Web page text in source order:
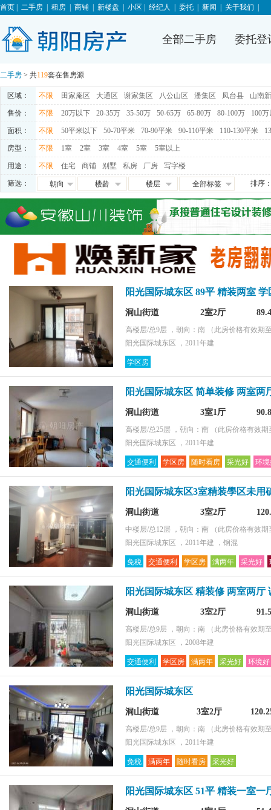
首页 二手房 租房 商铺 新楼盘 小区 经纪人 委托 新闻 关于我们
全部二手房 委托登
二手房 > 共119套在售房源
区域： 不限 田家庵区 大通区 谢家集区 八公山区 潘集区 凤台县 山南
售价： 不限 20万以下 20-35万 35-50万 50-65万 65-80万 80-100万 100
面积： 不限 50平米以下 50-70平米 70-90平米 90-110平米 110-130平米
房型： 不限 1室 2室 3室 4室 5室 5室以上
用途： 不限 住宅 商铺 别墅 私房 厂房 写字楼
筛选：
朝向
朝西
朝南
楼龄
5-10年
10-15年
楼层
中层
低层
地下室
全部标签
满五唯一
交通便利
学区房
随时看房
独家房源
采光好
购物便捷
排序
阳光国际城东区 89平 精装两室
洞山街道 2室2厅
高楼层/总9层 ，朝向：南
（此房价格有效期
阳光国际城东区 ，2011年建
学区房
阳光国际城东区 简单装修 两室两
洞山街道 3室1厅
高楼层/总25层 ，朝向：南
（此房价格有效
阳光国际城东区 ，2011年建
交通便利 学区房 随时看房 采光好 环
阳光国际城东区3室精装學区未用
洞山街道 3室2厅
中楼层/总12层 ，朝向：南
（此房价格有效
阳光国际城东区 ，2011年建 ，钢混
免税 交通便利 学区房 满两年 采光好
阳光国际城东区 精装修 两室两厅
洞山街道 3室2厅
高楼层/总9层 ，朝向：南
（此房价格有效期
阳光国际城东区 ，2008年建
交通便利 学区房 满两年 采光好 环境好
阳光国际城东区
洞山街道 3室2厅
高楼层/总9层 ，朝向：南
（此房价格有效期
阳光国际城东区 ，2011年建
免税 满两年 随时看房 采光好
阳光国际城东区 51平 精装一室一